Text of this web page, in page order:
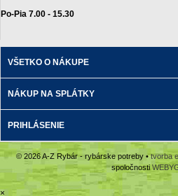
Po-Pia 7.00 - 15.30
VŠETKO O NÁKUPE
NÁKUP NA SPLÁTKY
PRIHLÁSENIE
© 2026 A-Z Rybár - rybárske potreby •tvorba
spoločnosti
×